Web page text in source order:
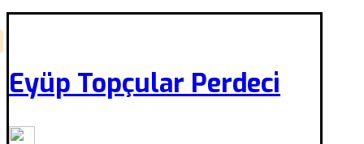
Eyüp Topçular Perdeci